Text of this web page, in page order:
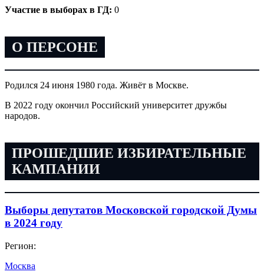
Участие в выборах в ГД: 0
О ПЕРСОНЕ
Родился 24 июня 1980 года. Живёт в Москве.
В 2022 году окончил Российский университет дружбы
народов.
ПРОШЕДШИЕ ИЗБИРАТЕЛЬНЫЕ
КАМПАНИИ
Выборы депутатов Московской городской Думы
в 2024 году
Регион:
Москва